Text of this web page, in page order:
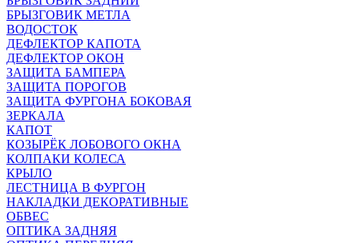
БРЫЗГОВИК МЕТЛА
ВОДОСТОК
ДЕФЛЕКТОР КАПОТА
ДЕФЛЕКТОР ОКОН
ЗАЩИТА БАМПЕРА
ЗАЩИТА ПОРОГОВ
ЗАЩИТА ФУРГОНА БОКОВАЯ
ЗЕРКАЛА
КАПОТ
КОЗЫРЁК ЛОБОВОГО ОКНА
КОЛПАКИ КОЛЕСА
КРЫЛО
ЛЕСТНИЦА В ФУРГОН
НАКЛАДКИ ДЕКОРАТИВНЫЕ
ОБВЕС
ОПТИКА ЗАДНЯЯ